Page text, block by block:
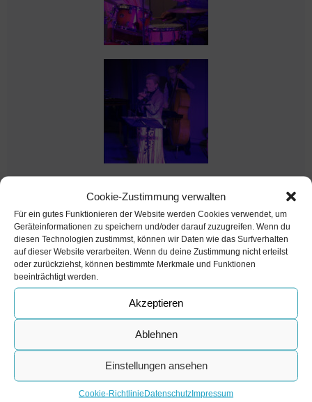
Cookie-Zustimmung verwalten
Für ein gutes Funktionieren der Website werden Cookies verwendet, um
Geräteinformationen zu speichern und/oder darauf zuzugreifen. Wenn du
diesen Technologien zustimmst, können wir Daten wie das Surfverhalten
auf dieser Website verarbeiten. Wenn du deine Zustimmung nicht erteilst
oder zurückziehst, können bestimmte Merkmale und Funktionen
beeinträchtigt werden.
Akzeptieren
Ablehnen
Einstellungen ansehen
Cookie-RichtlinieDatenschutzImpressum